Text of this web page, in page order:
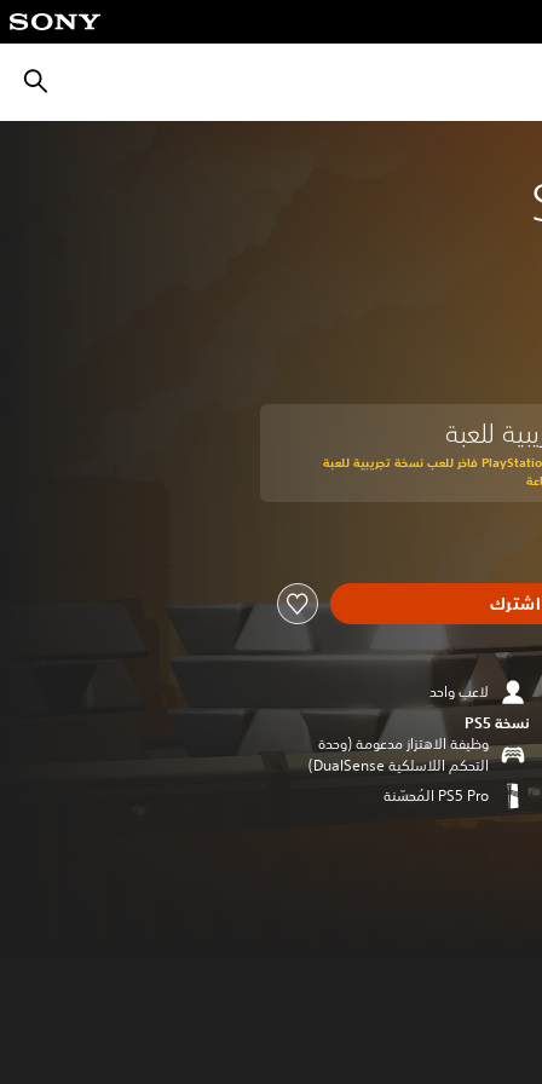
للعبة
اشترك في PlayStation Plus فاخر للعب نسخة تجريبية للعبة
اشترك
لاعب واحد
نسخة PS5‏
وظيفة الاهتزاز مدعومة (وحدة
التحكم اللاسلكية DualSense‏)